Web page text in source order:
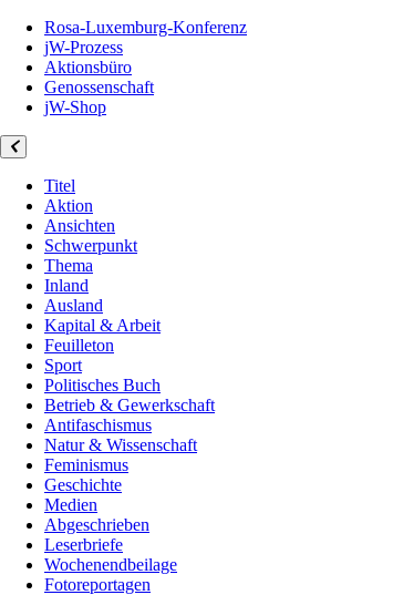
Rosa-Luxemburg-Konferenz
jW-Prozess
Aktionsbüro
Genossenschaft
jW-Shop
Titel
Aktion
Ansichten
Schwerpunkt
Thema
Inland
Ausland
Kapital & Arbeit
Feuilleton
Sport
Politisches Buch
Betrieb & Gewerkschaft
Antifaschismus
Natur & Wissenschaft
Feminismus
Geschichte
Medien
Abgeschrieben
Leserbriefe
Wochenendbeilage
Fotoreportagen